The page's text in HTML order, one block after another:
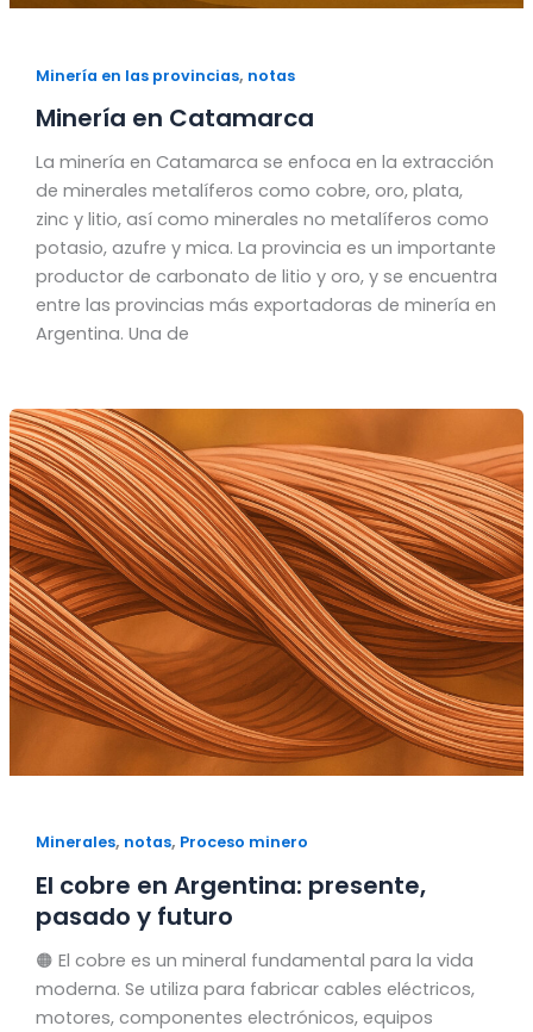
Minería en las provincias, notas
Minería en Catamarca
La minería en Catamarca se enfoca en la extracción
de minerales metalíferos como cobre, oro, plata,
zinc y litio, así como minerales no metalíferos como
potasio, azufre y mica. La provincia es un importante
productor de carbonato de litio y oro, y se encuentra
entre las provincias más exportadoras de minería en
Argentina. Una de
Minerales, notas, Proceso minero
El cobre en Argentina: presente,
pasado y futuro
🟠 El cobre es un mineral fundamental para la vida
moderna. Se utiliza para fabricar cables eléctricos,
motores, componentes electrónicos, equipos